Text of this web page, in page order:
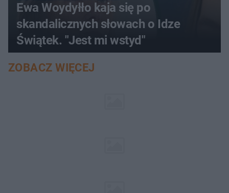
Ewa Woydyłło kaja się po
skandalicznych słowach o Idze
Świątek. "Jest mi wstyd"
ZOBACZ WIĘCEJ